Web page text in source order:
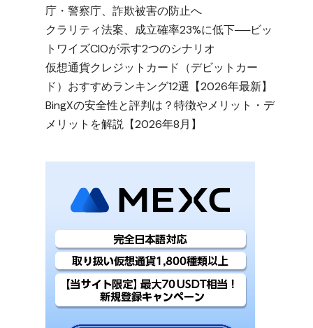
庁・警察庁、詐欺被害の防止へ
クラリティ法案、成立確率23%に低下──ビッ
トワイズCIOが示す2つのシナリオ
仮想通貨クレジットカード（デビットカー
ド）おすすめランキング12選【2026年最新】
BingXの安全性と評判は？特徴やメリット・デ
メリットを解説【2026年8月】